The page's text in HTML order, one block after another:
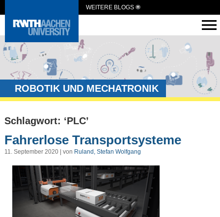
WEITERE BLOGS
ROBOTIK UND MECHATRONIK
Schlagwort: ‘PLC’
Fahrerlose Transportsysteme
11. September 2020 | von Ruland, Stefan Wolfgang